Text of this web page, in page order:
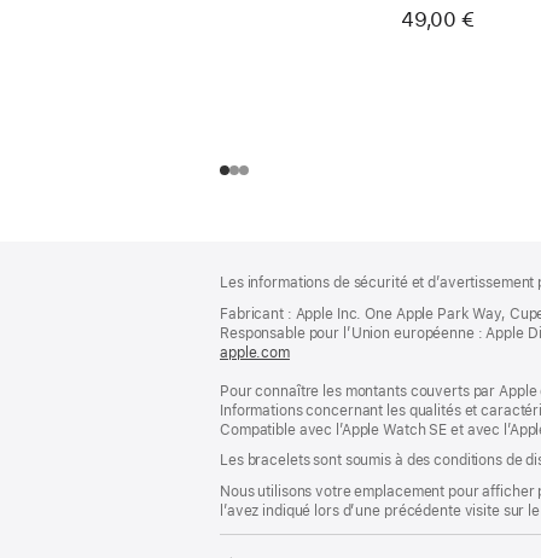
49,00 €
de
page
de
bas
de
page
Les informations de sécurité et
Fabricant : Apple Inc. One Apple Park Way,
Responsable pour l’Union européenne : Apple
apple.com(s’ouvre
une
nouvelle
fenêtre)
Pour connaître les montants couverts par
Informations concernant les qualités et
Compatible avec l’Apple Watch SE et avec
Les bracelets sont soumis à des conditions de
Nous utilisons votre emplacement pour
l’avez indiqué lors d’une précédente visite sur